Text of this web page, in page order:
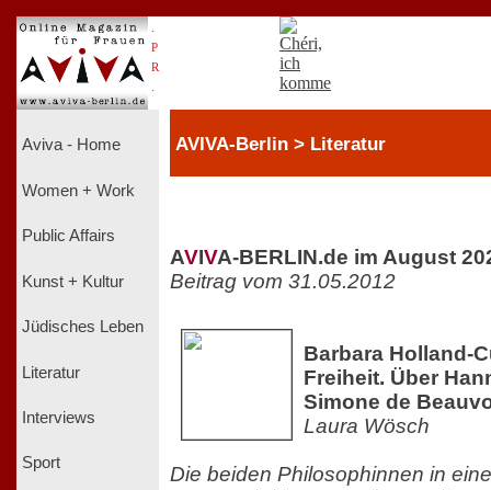
P
R
Aviva - Home
Women + Work
Public Affairs
Kunst + Kultur
Jüdisches Leben
Literatur
Interviews
Sport
AVIVA-Berlin > Literatur
AVIVA-BERLIN.de im August
Beitrag vom 31.05.2012
Barbara Holland-
Freiheit. Über
Simone de
Laura Wösch
Die beiden Philosophinnen in